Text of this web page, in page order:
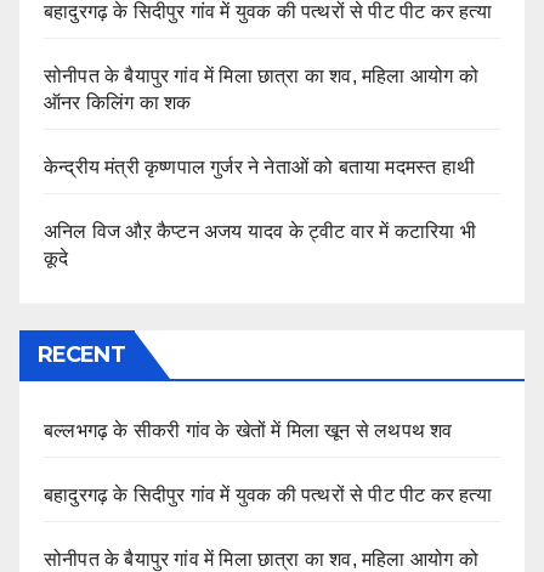
बहादुरगढ़ के सिदीपुर गांव में युवक की पत्थरों से पीट पीट कर हत्या
सोनीपत के बैयापुर गांव में मिला छात्रा का शव, महिला आयोग को
ऑनर किलिंग का शक
केन्द्रीय मंत्री कृष्णपाल गुर्जर ने नेताओं को बताया मदमस्त हाथी
अनिल विज औऱ कैप्टन अजय यादव के ट्वीट वार में कटारिया भी
कूदे
RECENT
बल्लभगढ़ के सीकरी गांव के खेतों में मिला खून से लथपथ शव
बहादुरगढ़ के सिदीपुर गांव में युवक की पत्थरों से पीट पीट कर हत्या
सोनीपत के बैयापुर गांव में मिला छात्रा का शव, महिला आयोग को